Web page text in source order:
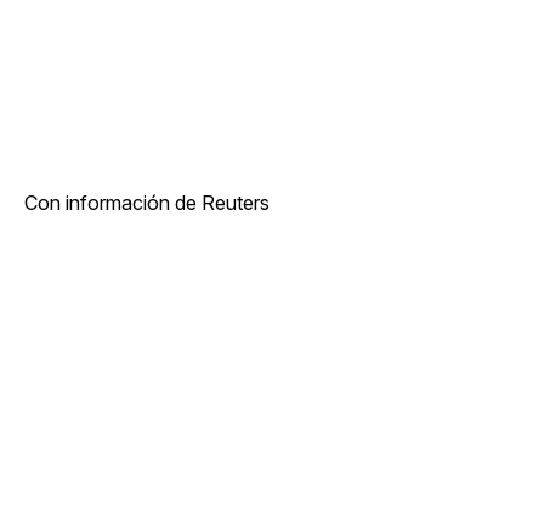
Con información de Reuters